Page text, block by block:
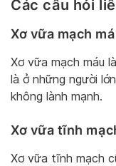
Các câu hỏi
Xơ vữa mạch
Xơ vữa mạch máu
là ở những người
không lành mạnh.
Xơ vữa tĩnh
Xơ vữa tĩnh mạch